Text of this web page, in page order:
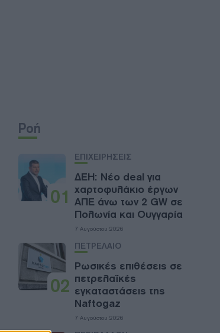
Ροή
01
ΕΠΙΧΕΙΡΗΣΕΙΣ
ΔΕΗ: Νέο deal για
χαρτοφυλάκιο έργων
ΑΠΕ άνω των 2 GW σε
Πολωνία και Ουγγαρία
7 Αυγούστου 2026
02
ΠΕΤΡΕΛΑΙΟ
Ρωσικές επιθέσεις σε
πετρελαϊκές
εγκαταστάσεις της
Naftogaz
7 Αυγούστου 2026